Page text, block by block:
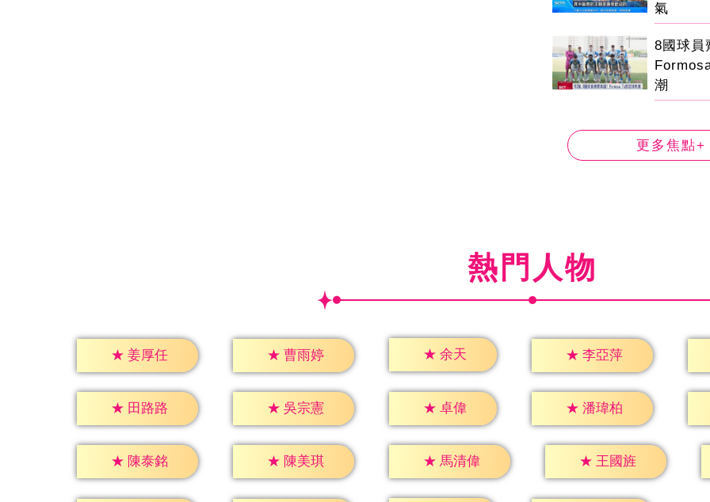
氣
8國球
潮
更多焦點+
熱門人物
★ 姜厚任 ★ 曹雨婷 ★ 余天 ★ 李亞萍
★ 田路路 ★ 吳宗憲 ★ 卓偉 ★ 潘瑋柏
★ 陳泰銘 ★ 陳美琪 ★ 馬清偉 ★ 王國旌